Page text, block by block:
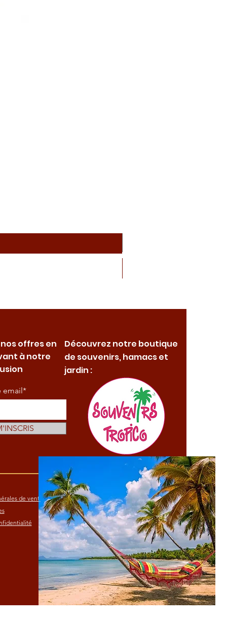
offres en
à notre
email*
de vente
Découvrez notre boutique
de souvenirs, hamacs et
jardin :